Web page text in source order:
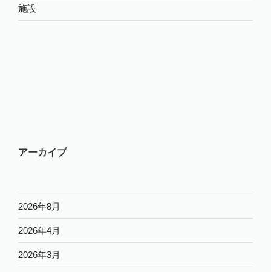
施設
アーカイブ
2026年8月
2026年4月
2026年3月